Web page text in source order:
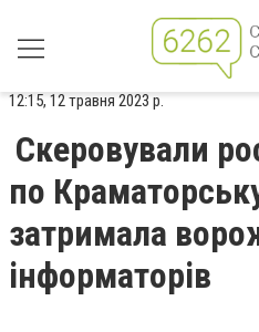
12:15, 12 травня 2023 р.
Скеровували
по
затримала
інформаторів